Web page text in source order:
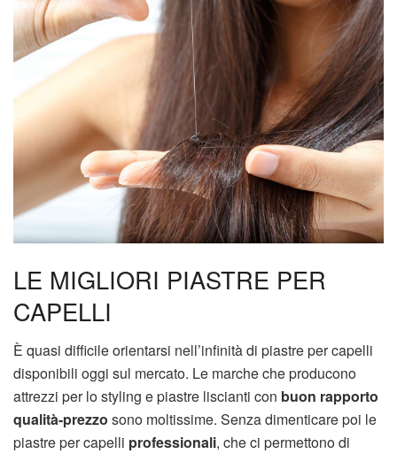
LE MIGLIORI PIASTRE PER
CAPELLI
È quasi difficile orientarsi nell’infinità di piastre per capelli
disponibili oggi sul mercato. Le marche che producono
attrezzi per lo styling e piastre liscianti con buon rapporto
qualità-prezzo sono moltissime. Senza dimenticare poi le
piastre per capelli professionali, che ci permettono di